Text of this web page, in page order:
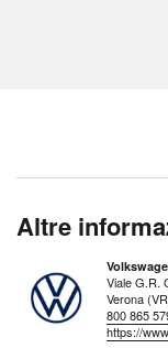
Altre
Viale G.R.
Verona
800 865
https://